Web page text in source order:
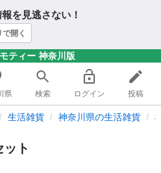
を見逃さない！
で開く
ティー 神奈川版
県 検索 ログイン 投稿
生活雑貨 神奈川県の生活雑貨
ト